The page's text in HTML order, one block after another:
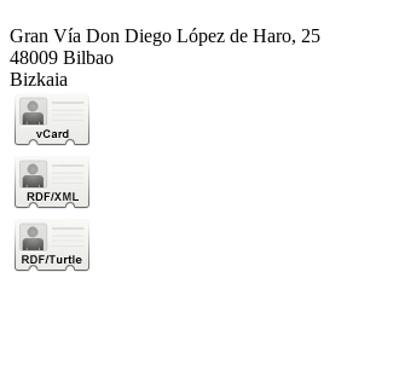
Gran Vía Don Diego López de Haro, 25
48009 Bilbao
Bizkaia